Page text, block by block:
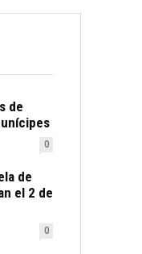
de
0
de
el 2 de
0